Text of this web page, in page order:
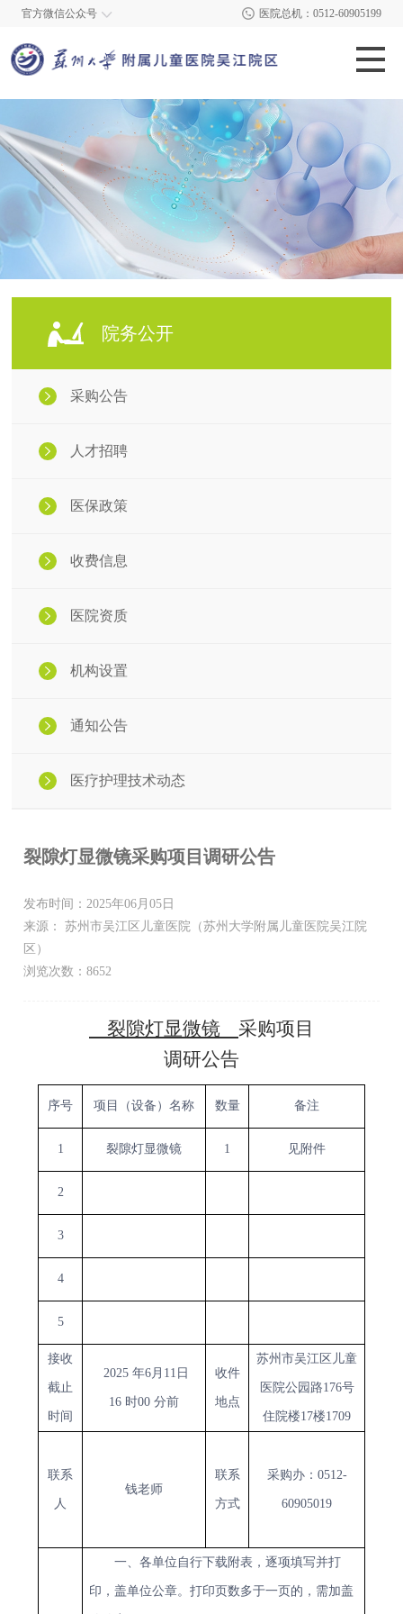
官方微信公众号 医院总机：0512-60905199
院务公开
采购公告
人才招聘
医保政策
收费信息
医院资质
机构设置
通知公告
医疗护理技术动态
裂隙灯显微镜采购项目调研公告
发布时间：2025年06月05日
来源： 苏州市吴江区儿童医院（苏州大学附属儿童医院吴江院
区）
浏览次数：8652
裂隙灯显微镜
采购项目
调研公告
序号 项目（设备）名称 数量 备注
1 裂隙灯显微镜 1 见附件
2
3
4
5
接收
截止
时间
2025 年6月 11 日
16 时00 分前
收件
地点
苏州市吴江区儿童
医院公园路176号
住院楼17楼1709
联系
人
钱老师
联系
方式
采购办： 0512-
60905019
一、各单位自行下载附表，逐项填写并打
印，盖单位公章。打印页数多于一页的，需加盖